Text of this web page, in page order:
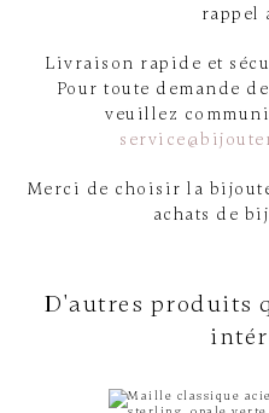
rappel
Livraison rapide et
Pour toute demande
veuillez
Merci de choisir la
achats de
D'autres produits